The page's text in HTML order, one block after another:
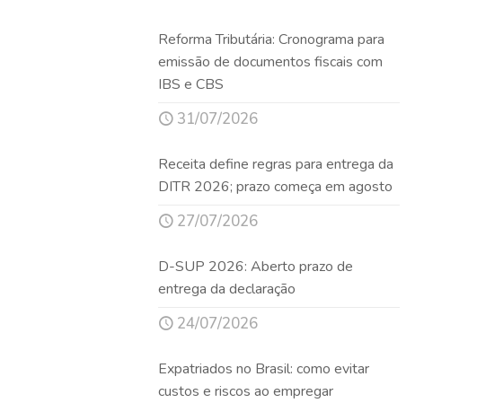
Reforma Tributária: Cronograma para
emissão de documentos fiscais com
IBS e CBS
31/07/2026
Receita define regras para entrega da
DITR 2026; prazo começa em agosto
27/07/2026
D-SUP 2026: Aberto prazo de
entrega da declaração
24/07/2026
Expatriados no Brasil: como evitar
custos e riscos ao empregar